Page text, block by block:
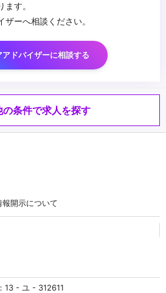
す。
ザーへ相談ください。
アドバイザーに相談する
の条件で求人を探す
開示について
13 - ユ - 312611